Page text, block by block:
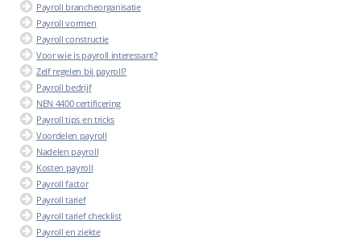
Payroll brancheorganisatie
Payroll vormen
Payroll constructie
Voor wie is payroll interessant?
Zelf regelen bij payroll?
Payroll bedrijf
NEN 4400 certificering
Payroll tips en tricks
Voordelen payroll
Nadelen payroll
Kosten payroll
Payroll factor
Payroll tarief
Payroll tarief checklist
Payroll en ziekte